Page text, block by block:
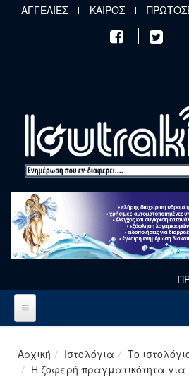
Παράκαμψη προς το κυρίως
ΑΓΓΕΛΙΕΣ ΚΑΙΡΟΣ
Αρχική Ιστολόγια
Το
Η ζοφερή πραγματικότητα για